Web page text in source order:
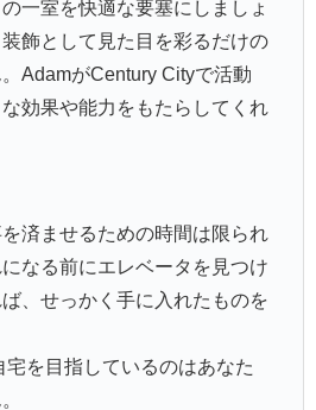
一室を快適な要塞にしましょ
飾として見た目を彩るだけの
AdamがCentury Cityで活動
効果や能力をもたらしてくれ
済ませるための時間は限られ
なる前にエレベータを見つけ
、せっかく手に入れたものを
を目指しているのはあなた